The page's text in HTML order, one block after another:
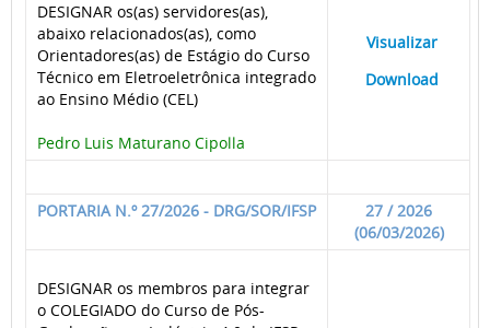
DESIGNAR os(as) servidores(as),
abaixo relacionados(as), como
Orientadores(as) de Estágio do Curso
Técnico em Eletroeletrônica integrado
ao Ensino Médio (CEL)
Pedro Luis Maturano Cipolla
Visualizar
Download
PORTARIA N.º 27/2026 - DRG/SOR/IFSP
27 / 2026
(06/03/2026)
DESIGNAR os membros para integrar
o COLEGIADO do Curso de Pós-